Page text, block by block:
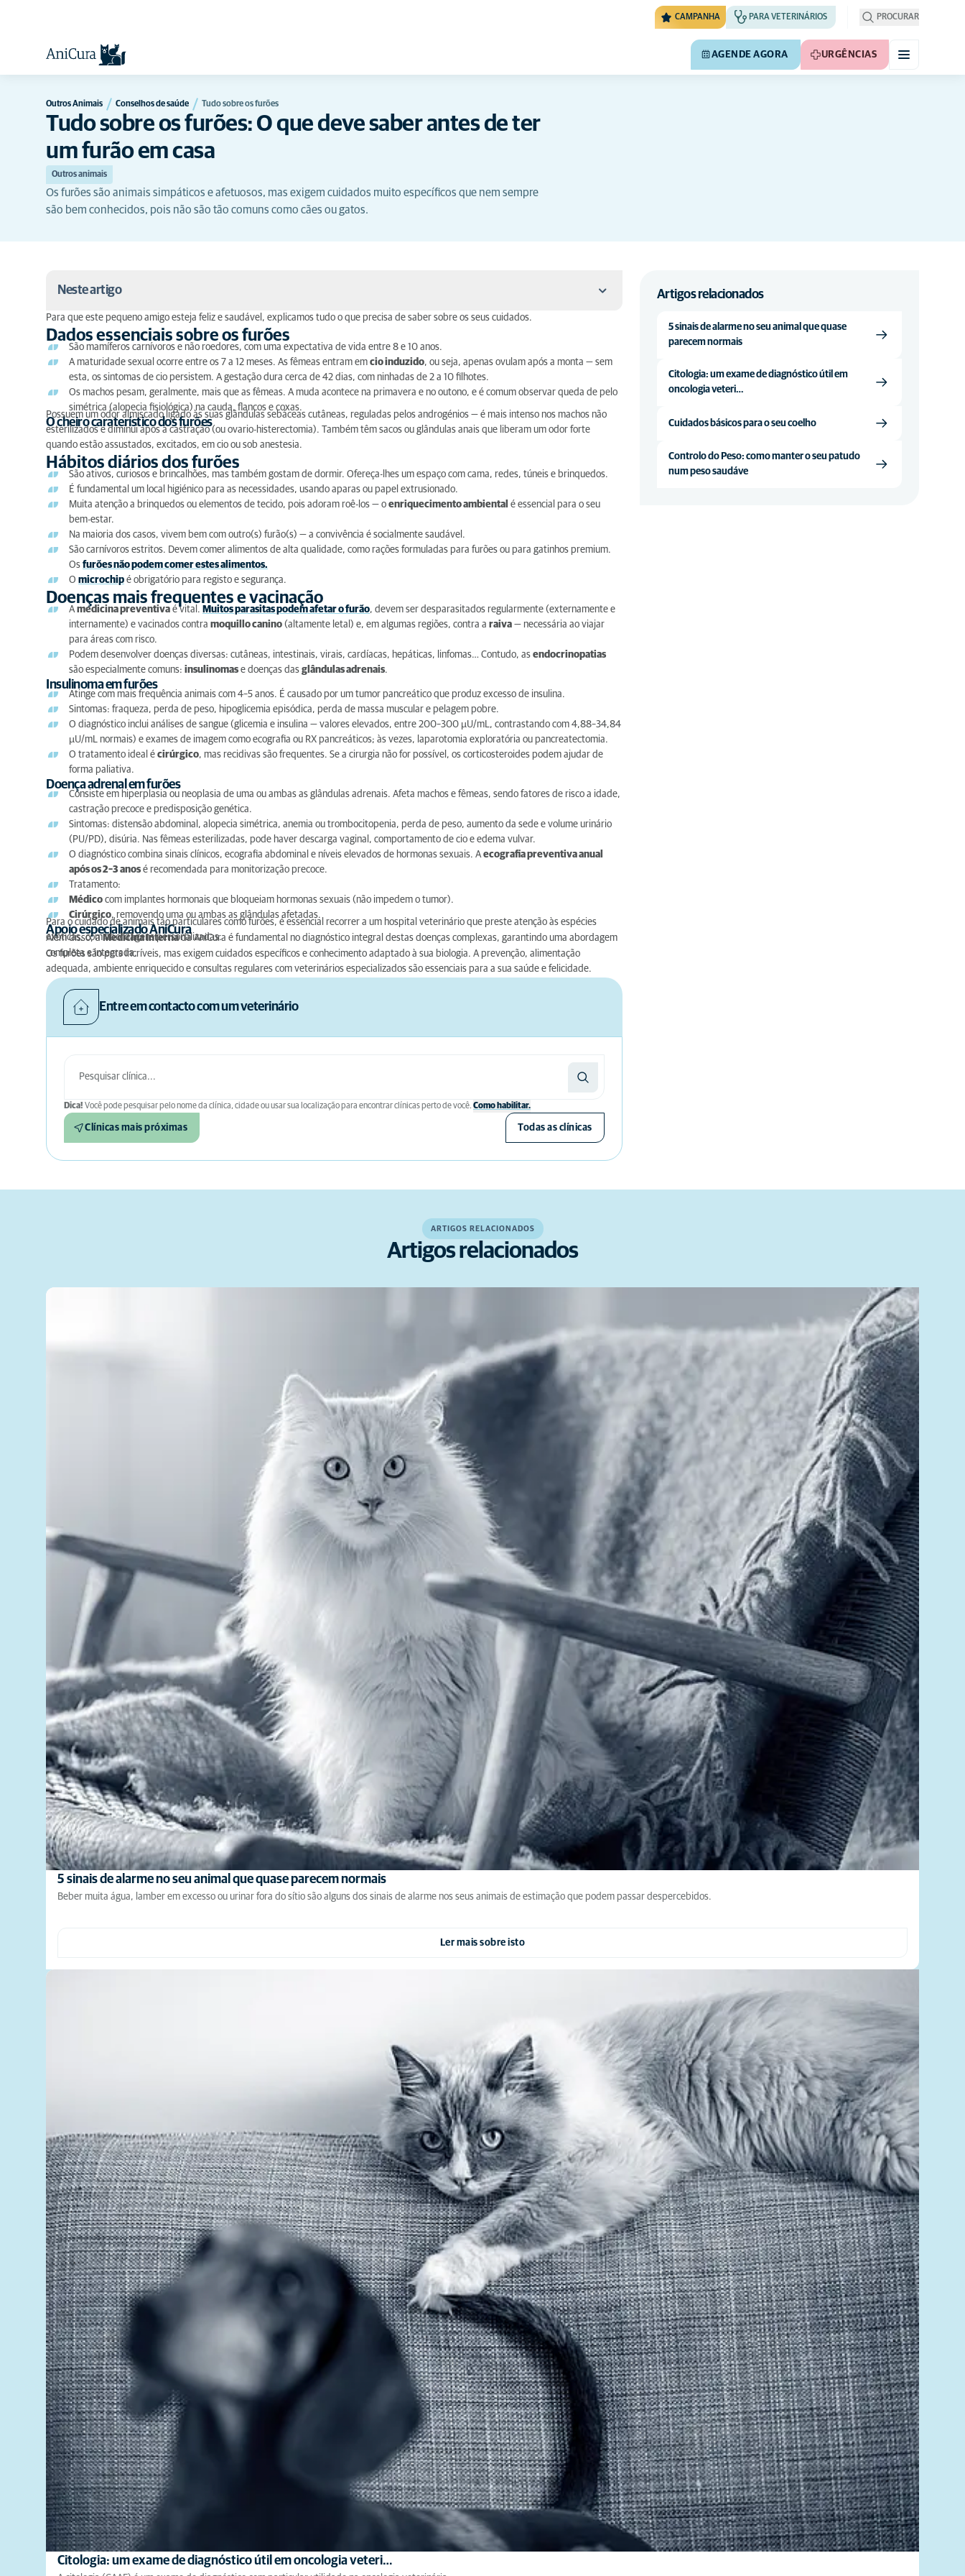
CAMPANHA PARA VETERINÁRIOS PROCURAR
AGENDE AGORA URGÊNCIAS
Outros Animais Conselhos de saúde Tudo sobre os furões
Tudo sobre os furões: O que deve saber antes de ter
um furão em casa
Outros animais
Os furões são animais simpáticos e afetuosos, mas exigem cuidados muito específicos que nem sempre
são bem conhecidos, pois não são tão comuns como cães ou gatos.
Neste artigo
Dados essenciais sobre os furões
Hábitos diários dos furões
Doenças mais frequentes e vacinação
Para que este pequeno amigo esteja feliz e saudável, explicamos tudo o que precisa de saber sobre os seus cuidados.
Dados essenciais sobre os furões
São mamíferos carnívoros e não roedores, com uma expectativa de vida entre 8 e 10 anos.
A maturidade sexual ocorre entre os 7 a 12 meses. As fêmeas entram em cio induzido, ou seja, apenas ovulam após a monta — sem
esta, os sintomas de cio persistem. A gestação dura cerca de 42 dias, com ninhadas de 2 a 10 filhotes.
Os machos pesam, geralmente, mais que as fêmeas. A muda acontece na primavera e no outono, e é comum observar queda de pelo
simétrica (alopecia fisiológica) na cauda, flancos e coxas.
O cheiro caraterístico dos furões
Possuem um odor almiscado ligado às suas glândulas sebáceas cutâneas, reguladas pelos androgénios — é mais intenso nos machos não
esterilizados e diminui após a castração (ou ovario-histerectomia). Também têm sacos ou glândulas anais que liberam um odor forte
quando estão assustados, excitados, em cio ou sob anestesia.
Hábitos diários dos furões
São ativos, curiosos e brincalhões, mas também gostam de dormir. Ofereça-lhes um espaço com cama, redes, túneis e brinquedos.
É fundamental um local higiénico para as necessidades, usando aparas ou papel extrusionado.
Muita atenção a brinquedos ou elementos de tecido, pois adoram roê-los — o enriquecimento ambiental é essencial para o seu
bem-estar.
Na maioria dos casos, vivem bem com outro(s) furão(s) — a convivência é socialmente saudável.
São carnívoros estritos. Devem comer alimentos de alta qualidade, como rações formuladas para furões ou para gatinhos premium.
Os furões não podem comer estes alimentos.
O microchip é obrigatório para registo e segurança.
Doenças mais frequentes e vacinação
Amedicina preventiva é vital. Muitos parasitas podem afetar o furão, devem ser desparasitados regularmente (externamente e
internamente) e vacinados contra moquillo canino (altamente letal) e, em algumas regiões, contra a raiva — necessária ao viajar
para áreas com risco.
Podem desenvolver doenças diversas: cutâneas, intestinais, virais, cardíacas, hepáticas, linfomas… Contudo, as endocrinopatias
são especialmente comuns: insulinomas e doenças das glândulas adrenais.
Insulinoma em furões
Atinge com mais frequência animais com 4–5 anos. É causado por um tumor pancreático que produz excesso de insulina.
Sintomas: fraqueza, perda de peso, hipoglicemia episódica, perda de massa muscular e pelagem pobre.
O diagnóstico inclui análises de sangue (glicemia e insulina — valores elevados, entre 200–300 µU/mL, contrastando com 4,88–34,84
µU/mL normais) e exames de imagem como ecografia ou RX pancreáticos; às vezes, laparotomia exploratória ou pancreatectomia.
O tratamento ideal é cirúrgico, mas recidivas são frequentes. Se a cirurgia não for possível, os corticosteroides podem ajudar de
forma paliativa.
Doença adrenal em furões
Consiste em hiperplasia ou neoplasia de uma ou ambas as glândulas adrenais. Afeta machos e fêmeas, sendo fatores de risco a idade,
castração precoce e predisposição genética.
Sintomas: distensão abdominal, alopecia simétrica, anemia ou trombocitopenia, perda de peso, aumento da sede e volume urinário
(PU/PD), disúria. Nas fêmeas esterilizadas, pode haver descarga vaginal, comportamento de cio e edema vulvar.
O diagnóstico combina sinais clínicos, ecografia abdominal e níveis elevados de hormonas sexuais. Aecografia preventiva anual
após os 2–3 anos é recomendada para monitorização precoce.
Tratamento:
Médico com implantes hormonais que bloqueiam hormonas sexuais (não impedem o tumor).
Cirúrgico, removendo uma ou ambas as glândulas afetadas.
Apoio especializado AniCura
Para o cuidado de animais tão particulares como furões, é essencial recorrer a um hospital veterinário que preste atenção às espécies
exóticas, com abordagens personalizadas.
Além disso, a Medicina Internada AniCura é fundamental no diagnóstico integral destas doenças complexas, garantindo uma abordagem
completa e integrada.
Os furões são pets incríveis, mas exigem cuidados específicos e conhecimento adaptado à sua biologia. A prevenção, alimentação
adequada, ambiente enriquecido e consultas regulares com veterinários especializados são essenciais para a sua saúde e felicidade.
Entre em contacto com um veterinário
Dica! Você pode pesquisar pelo nome da clínica, cidade ou usar sua localização para encontrar clínicas perto de você. Como habilitar.
Clínicas mais próximas Todas as clínicas
Artigos relacionados
5 sinais de alarme no seu animal que quase
parecem normais
Citologia: um exame de diagnóstico útil em
oncologia veteri…
Cuidados básicos para o seu coelho
Controlo do Peso: como manter o seu patudo
num peso saudáve
ARTIGOS RELACIONADOS
Artigos relacionados
5 sinais de alarme no seu animal que quase parecem normais
Beber muita água, lamber em excesso ou urinar fora do sítio são alguns dos sinais de alarme nos seus animais de estimação que podem passar despercebidos.
Ler mais sobre isto
Citologia: um exame de diagnóstico útil em oncologia veteri…